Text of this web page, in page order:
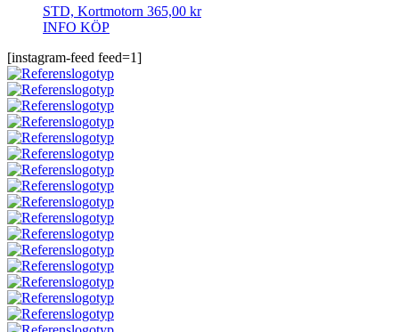
STD, Kortmotorn 365,00 kr
INFO KÖP
[instagram-feed feed=1]